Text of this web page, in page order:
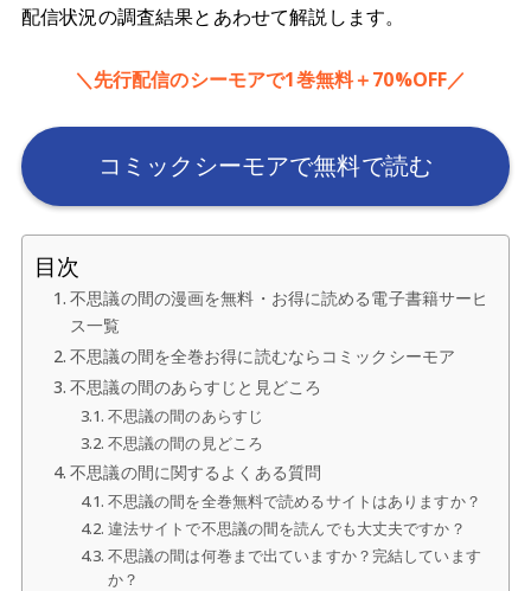
配信状況の調査結果とあわせて解説します。
＼先行配信のシーモアで1巻無料＋70%OFF／
コミックシーモアで無料で読む
目次
不思議の間の漫画を無料・お得に読める電子書籍サービ
ス一覧
不思議の間を全巻お得に読むならコミックシーモア
不思議の間のあらすじと見どころ
不思議の間のあらすじ
不思議の間の見どころ
不思議の間に関するよくある質問
不思議の間を全巻無料で読めるサイトはありますか？
違法サイトで不思議の間を読んでも大丈夫ですか？
不思議の間は何巻まで出ていますか？完結しています
か？